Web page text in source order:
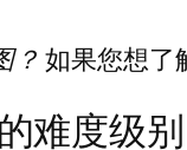
？ 如果您想了
难度级别